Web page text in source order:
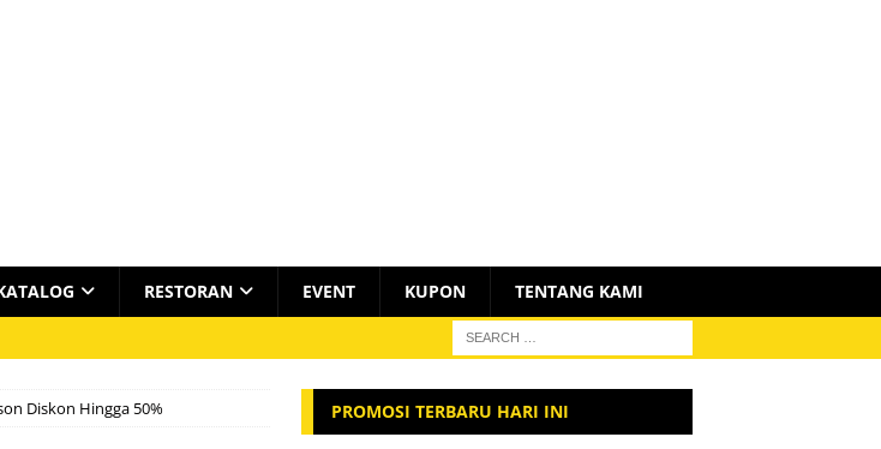
RESTORAN EVENT KUPON TENTANG KAMI
Diskon Hingga 50% PROMOSI TERBARU HARI INI